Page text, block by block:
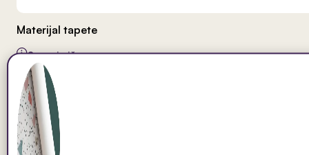
Materijal tapete
Saznaj više